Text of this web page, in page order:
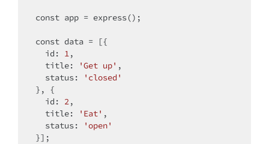
const app = express();
const data = [{
  id:
1,
  title:
'Get up' ,
  status:
'closed'
}, {
  id:
2,
  title:
'Eat' ,
  status:
'open'
}];